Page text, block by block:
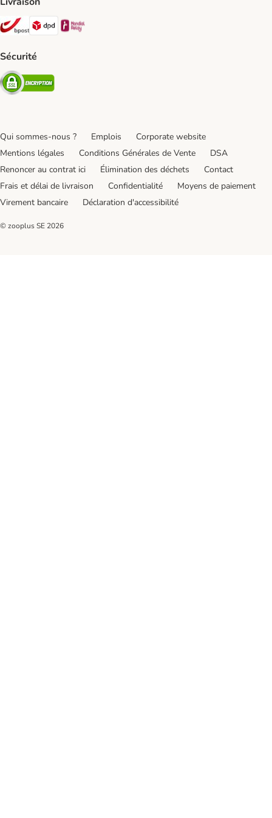
Bpost Shipping Method
DPD Shipping Method
Sécurité
Security
Qui sommes-nous ? Emplois
Corporate website
Mentions légales
Conditions Générales de Vente
DSA
Renoncer au contrat ici
Élimination des déchets
Contact
Frais et délai de livraison
Confidentialité
Moyens de paiement
Virement bancaire
Déclaration d'accessibilité
© zooplus SE 2026